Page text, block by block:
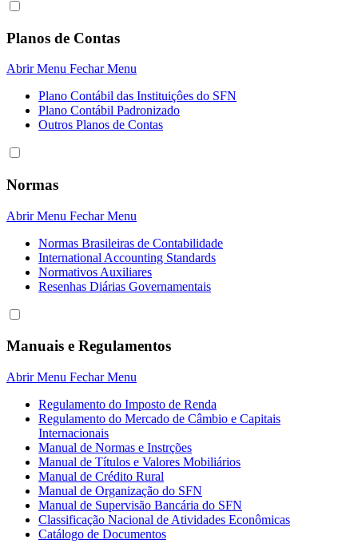
Planos de Contas
Abrir Menu Fechar Menu
Plano Contábil das Instituiçôes do SFN
Plano Contábil Padronizado
Outros Planos de Contas
Normas
Abrir Menu Fechar Menu
Normas Brasileiras de Contabilidade
International Accounting Standards
Normativos Auxiliares
Resenhas Diárias Governamentais
Manuais e Regulamentos
Abrir Menu Fechar Menu
Regulamento do Imposto de Renda
Regulamento do Mercado de Câmbio e Capitais
Internacionais
Manual de Normas e Instrções
Manual de Títulos e Valores Mobiliários
Manual de Crédito Rural
Manual de Organização do SFN
Manual de Supervisão Bancária do SFN
Classificação Nacional de Atividades Econômicas
Catálogo de Documentos